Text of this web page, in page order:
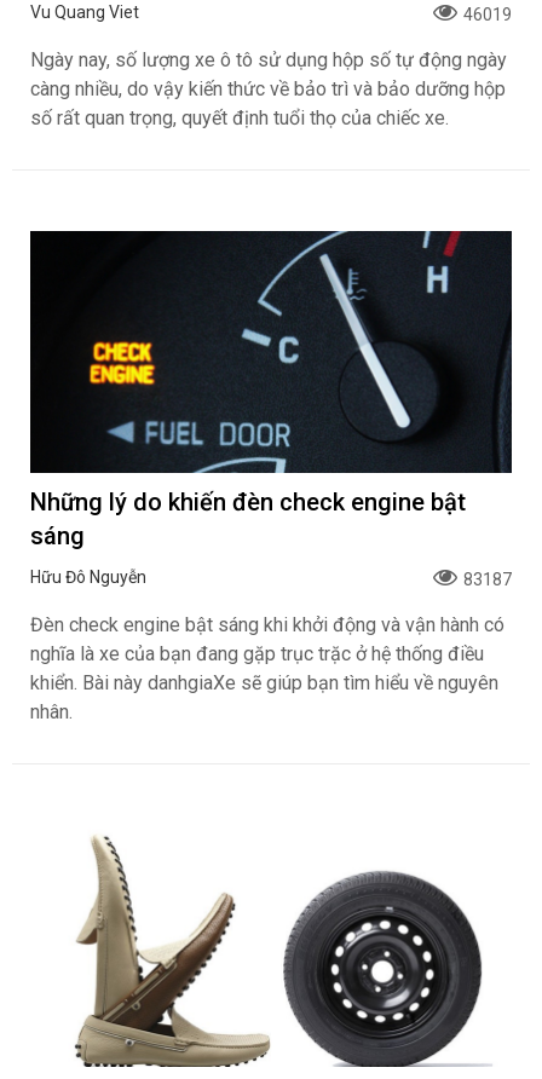
Vu Quang Viet 46019
Ngày nay, số lượng xe ô tô sử dụng hộp số tự động ngày
càng nhiều, do vậy kiến thức về bảo trì và bảo dưỡng hộp
số rất quan trọng, quyết định tuổi thọ của chiếc xe.
Những lý do khiến đèn check engine bật
sáng
Hữu Đô Nguyễn 83187
Đèn check engine bật sáng khi khởi động và vận hành có
nghĩa là xe của bạn đang gặp trục trặc ở hệ thống điều
khiển. Bài này danhgiaXe sẽ giúp bạn tìm hiểu về nguyên
nhân.